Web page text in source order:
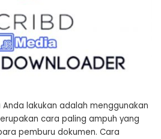
lakukan adalah menggunakan
cara paling ampuh yang
pemburu dokumen. Cara